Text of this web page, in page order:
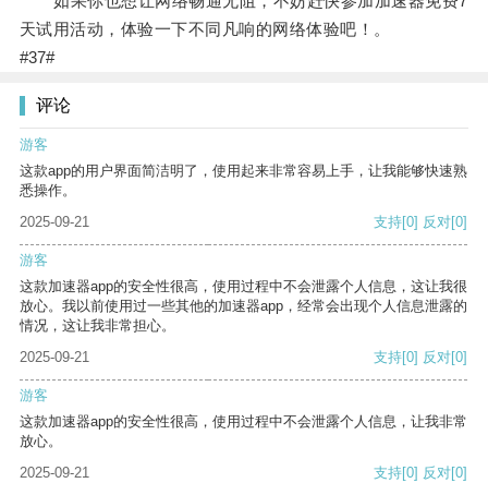
天试用活动，体验一下不同凡响的网络体验吧！。
#37#
评论
游客
这款app的用户界面简洁明了，使用起来非常容易上手，让我能够快速熟
悉操作。
2025-09-21
支持[0] 反对[0]
游客
这款加速器app的安全性很高，使用过程中不会泄露个人信息，这让我很
放心。我以前使用过一些其他的加速器app，经常会出现个人信息泄露的
情况，这让我非常担心。
2025-09-21
支持[0] 反对[0]
游客
这款加速器app的安全性很高，使用过程中不会泄露个人信息，让我非常
放心。
2025-09-21
支持[0] 反对[0]